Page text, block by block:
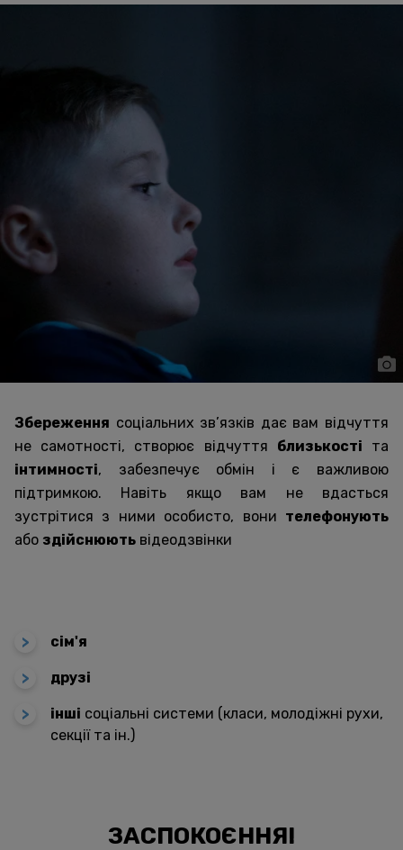
Збереження соціальних зв’язків дає вам відчуття
не самотності, створює відчуття близькості та
інтимності, забезпечує обмін і є важливою
підтримкою. Навіть якщо вам не вдасться
зустрітися з ними особисто, вони телефонують
або здійснюють відеодзвінки
сім'я
друзі
інші соціальні системи (класи, молодіжні рухи,
секції та ін.)
ЗАСПОКОЄННЯ!